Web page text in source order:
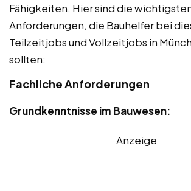
Fähigkeiten. Hier sind die
Anforderungen, die Bauhelfer bei
Teilzeitjobs und Vollzeitjobs in
sollten:
Fachliche Anforderungen
Grundkenntnisse im Bauwesen:
Anzeige